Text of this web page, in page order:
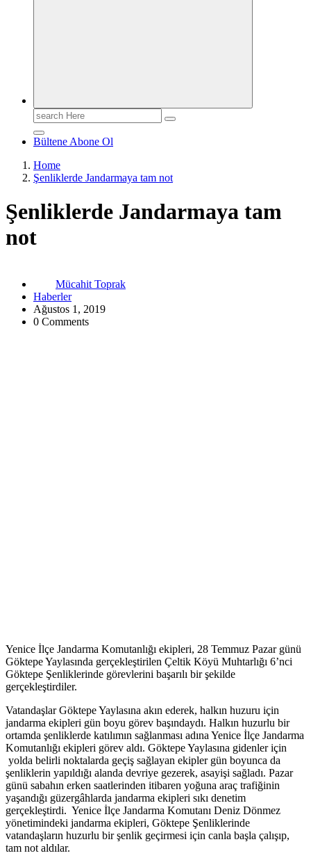
Search
for:
Bültene Abone Ol
Home
Şenliklerde Jandarmaya tam not
Şenliklerde Jandarmaya tam
not
Mücahit Toprak
Haberler
Ağustos 1, 2019
0 Comments
Yenice İlçe Jandarma Komutanlığı ekipleri, 28 Temmuz Pazar günü
Göktepe Yaylasında gerçekleştirilen Çeltik Köyü Muhtarlığı 6’nci
Göktepe Şenliklerinde görevlerini başarılı bir şekilde
gerçekleştirdiler.
Vatandaşlar Göktepe Yaylasına akın ederek, halkın huzuru için
jandarma ekipleri gün boyu görev başındaydı. Halkın huzurlu bir
ortamda şenliklerde katılımın sağlanması adına Yenice İlçe Jandarma
Komutanlığı ekipleri görev aldı. Göktepe Yaylasına gidenler için
yolda belirli noktalarda geçiş sağlayan ekipler gün boyunca da
şenliklerin yapıldığı alanda devriye gezerek, asayişi sağladı. Pazar
günü sabahın erken saatlerinden itibaren yoğuna araç trafiğinin
yaşandığı güzergâhlarda jandarma ekipleri sıkı denetim
gerçekleştirdi. Yenice İlçe Jandarma Komutanı Deniz Dönmez
yönetimindeki jandarma ekipleri, Göktepe Şenliklerinde
vatandaşların huzurlu bir şenlik geçirmesi için canla başla çalışıp,
tam not aldılar.